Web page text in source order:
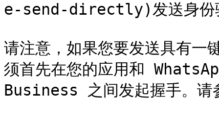
e-send-directly)发送身份
请注意，如果您要发送具有一
须首先在您的应用和
Business 之间发起握手。请